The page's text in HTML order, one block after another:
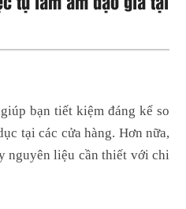
bạn tiết kiệm đáng kể so
tại các cửa hàng. Hơn nữa,
nguyên liệu cần thiết với chi